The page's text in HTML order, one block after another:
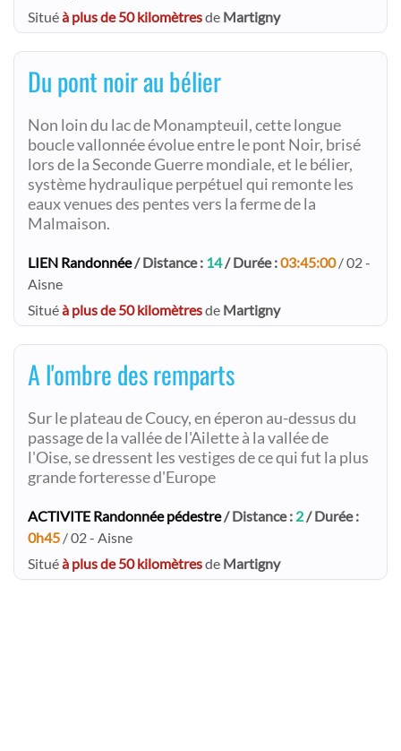
Situéà plus de 50 kilomètresde Martigny
Du pont noir au bélier
Non loin du lac de Monampteuil, cette longue
boucle vallonnée évolue entre le pont Noir, brisé
lors de la Seconde Guerre mondiale, et le bélier,
système hydraulique perpétuel qui remonte les
eaux venues des pentes vers la ferme de la
Malmaison.
LIEN Randonnée/ Distance : 14/ Durée :03:45:00/ 02 -
Aisne
Situéà plus de 50 kilomètresde Martigny
A l'ombre des remparts
Sur le plateau de Coucy, en éperon au-dessus du
passage de la vallée de l'Ailette à la vallée de
l'Oise, se dressent les vestiges de ce qui fut la plus
grande forteresse d'Europe
ACTIVITE Randonnée pédestre/ Distance : 2/ Durée :
0h45 / 02 - Aisne
Situéà plus de 50 kilomètresde Martigny